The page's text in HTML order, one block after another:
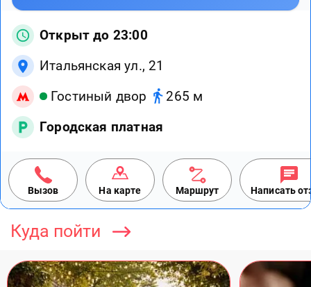
Открыт до 23:00
Итальянская ул., 21
Гостиный двор
265 м
Городская платная
Вызов На карте Маршрут Написать
Куда пойти